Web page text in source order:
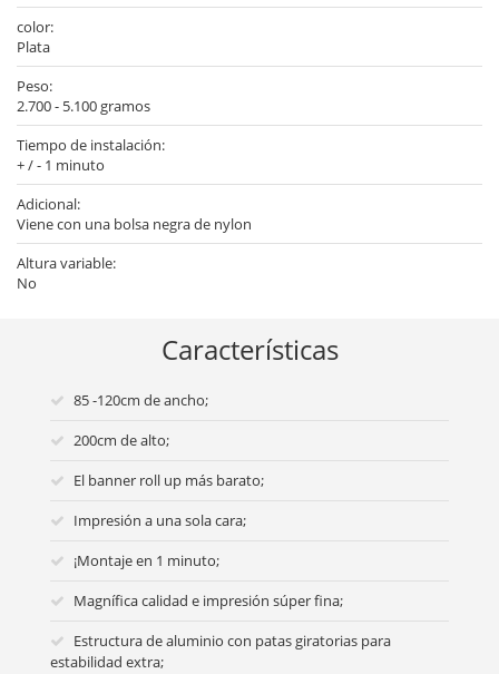
color:
Plata
Peso:
2.700 - 5.100 gramos
Tiempo de instalación:
+ / - 1 minuto
Adicional:
Viene con una bolsa negra de nylon
Altura variable:
No
Características
85 -120cm de ancho;
200cm de alto;
El banner roll up más barato;
Impresión a una sola cara;
¡Montaje en 1 minuto;
Magnífica calidad e impresión súper fina;
Estructura de aluminio con patas giratorias para
estabilidad extra;